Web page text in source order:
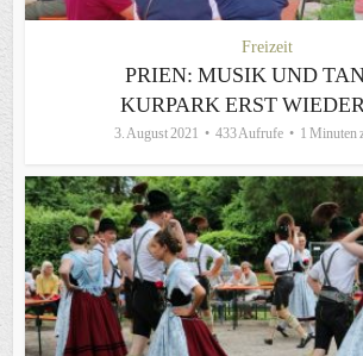
Freizeit
PRIEN: MUSIK UND
KURPARK ERST
3. August 2021 433 Aufrufe 1 Minuten